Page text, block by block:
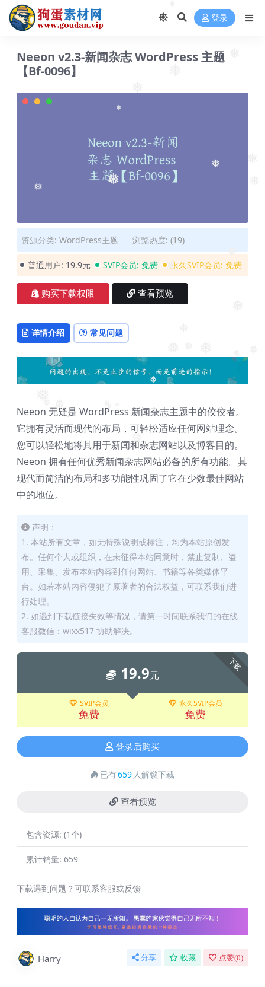
❅
❅
❅ ❅
❅
❅
❅
❅
❅
❅
❅ ❅
❅
❅
❅
❅
❅
❅
❅
❅
❅
❅
登录
Neeon v2.3-新闻杂志 WordPress 主题
【Bf-0096】
资源分类: WordPress主题 浏览热度: (19)
普通用户: 19.9元 SVIP会员: 免费 永久SVIP会员: 免费
购买下载权限 查看预览
详情介绍 常见问题
Neeon 无疑是 WordPress 新闻杂志主题中的佼佼者。
它拥有灵活而现代的布局，可轻松适应任何网站理念。
您可以轻松地将其用于新闻和杂志网站以及博客目的。
Neeon 拥有任何优秀新闻杂志网站必备的所有功能。其
现代而简洁的布局和多功能性巩固了它在少数最佳网站
中的地位。
声明：
1. 本站所有文章，如无特殊说明或标注，均为本站原创发
布。任何个人或组织，在未征得本站同意时，禁止复制、盗
用、采集、发布本站内容到任何网站、书籍等各类媒体平
台。如若本站内容侵犯了原著者的合法权益，可联系我们进
行处理。
2. 如遇到下载链接失效等情况，请第一时间联系我们的在线
客服微信：wixx517 协助解决。
下载
19.9元
SVIP会员
免费
永久SVIP会员
免费
登录后购买
已有659 人解锁下载
查看预览
包含资源: (1个)
累计销量: 659
下载遇到问题？可联系客服或反馈
Harry 分享 收藏 点赞(0)